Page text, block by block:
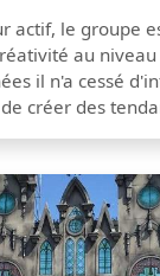
actif, le groupe
au
il n'a cessé
créer des